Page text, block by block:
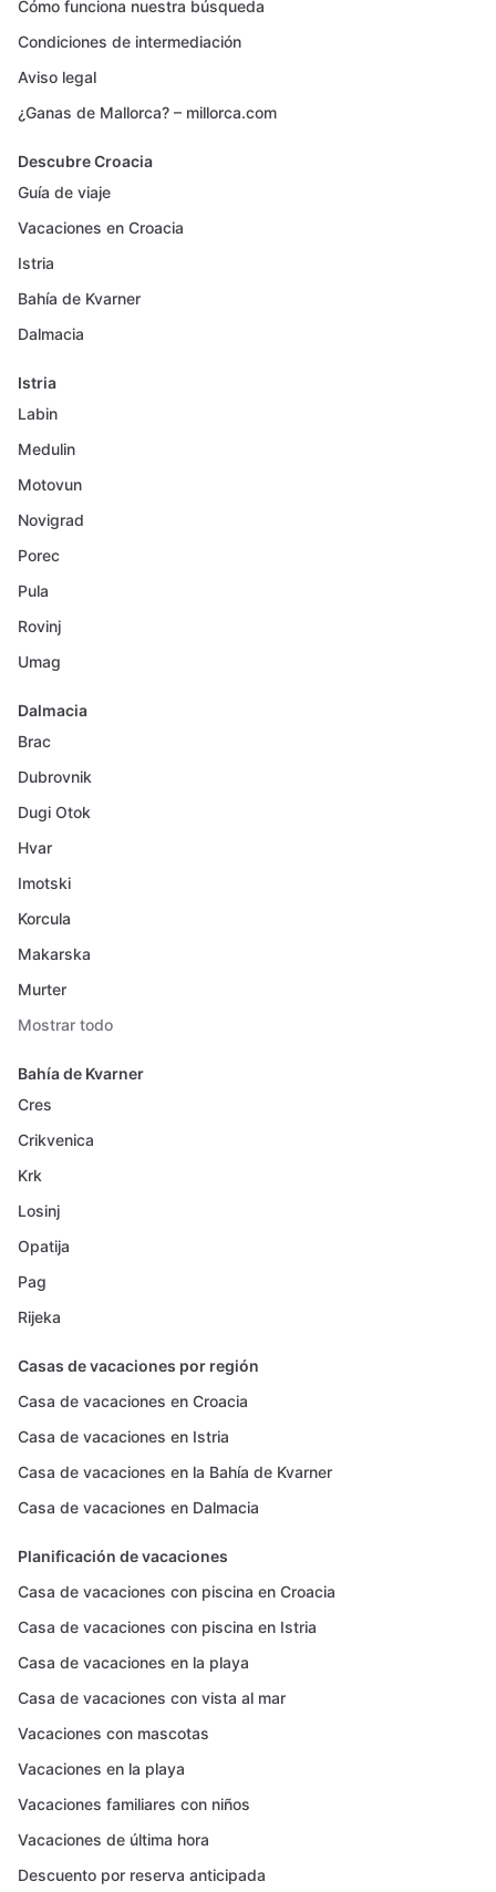
Cómo funciona nuestra búsqueda
Condiciones de intermediación
Aviso legal
¿Ganas de Mallorca? – millorca.com
Descubre Croacia
Guía de viaje
Vacaciones en Croacia
Istria
Bahía de Kvarner
Dalmacia
Istria
Labin
Medulin
Motovun
Novigrad
Porec
Pula
Rovinj
Umag
Dalmacia
Brac
Dubrovnik
Dugi Otok
Hvar
Imotski
Korcula
Makarska
Murter
Mostrar todo
Bahía de Kvarner
Cres
Crikvenica
Krk
Losinj
Opatija
Pag
Rijeka
Casas de vacaciones por región
Casa de vacaciones en Croacia
Casa de vacaciones en Istria
Casa de vacaciones en la Bahía de Kvarner
Casa de vacaciones en Dalmacia
Planificación de vacaciones
Casa de vacaciones con piscina en Croacia
Casa de vacaciones con piscina en Istria
Casa de vacaciones en la playa
Casa de vacaciones con vista al mar
Vacaciones con mascotas
Vacaciones en la playa
Vacaciones familiares con niños
Vacaciones de última hora
Descuento por reserva anticipada